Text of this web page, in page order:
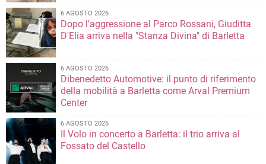
6 AGOSTO 2026
Dopo l'aggressione al Parco Rossani, Giuditta
D'Elia arriva nella "Stanza Divina" di Barletta
6 AGOSTO 2026
Dibenedetto Automotive: il punto di riferimento
della mobilità a Barletta come Arval Premium
Center
6 AGOSTO 2026
Il Volo in concerto a Barletta: il trio arriva al
Fossato del Castello